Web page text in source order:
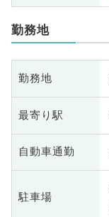
勤務地
勤務地
最寄り駅
自動車通勤
駐車場